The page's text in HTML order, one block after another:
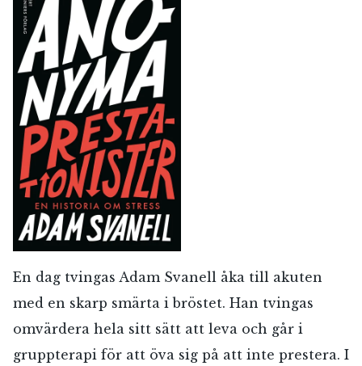
En dag tvingas Adam Svanell åka till akuten
med en skarp smärta i bröstet. Han tvingas
omvärdera hela sitt sätt att leva och går i
gruppterapi för att öva sig på att inte prestera. I